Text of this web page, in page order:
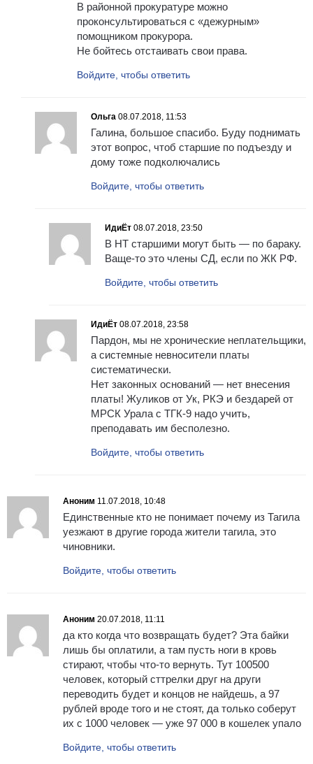
В районной прокуратуре можно
проконсультироваться с «дежурным»
помощником прокурора.
Не бойтесь отстаивать свои права.
Войдите, чтобы ответить
Ольга 08.07.2018, 11:53
Галина, большое спасибо. Буду поднимать
этот вопрос, чтоб старшие по подъезду и
дому тоже подколючались
Войдите, чтобы ответить
ИдиЁт 08.07.2018, 23:50
В НТ старшими могут быть — по бараку.
Ваще-то это члены СД, если по ЖК РФ.
Войдите, чтобы ответить
ИдиЁт 08.07.2018, 23:58
Пардон, мы не хронические неплательщики,
а системные невносители платы
систематически.
Нет законных оснований — нет внесения
платы! Жуликов от Ук, РКЭ и бездарей от
МРСК Урала с ТГК-9 надо учить,
преподавать им бесполезно.
Войдите, чтобы ответить
Аноним 11.07.2018, 10:48
Единственные кто не понимает почему из Тагила
уезжают в другие города жители тагила, это
чиновники.
Войдите, чтобы ответить
Аноним 20.07.2018, 11:11
да кто когда что возвращать будет? Эта байки
лишь бы оплатили, а там пусть ноги в кровь
стирают, чтобы что-то вернуть. Тут 100500
человек, который сттрелки друг на други
переводить будет и концов не найдешь, а 97
рублей вроде того и не стоят, да только соберут
их с 1000 человек — уже 97 000 в кошелек упало
Войдите, чтобы ответить